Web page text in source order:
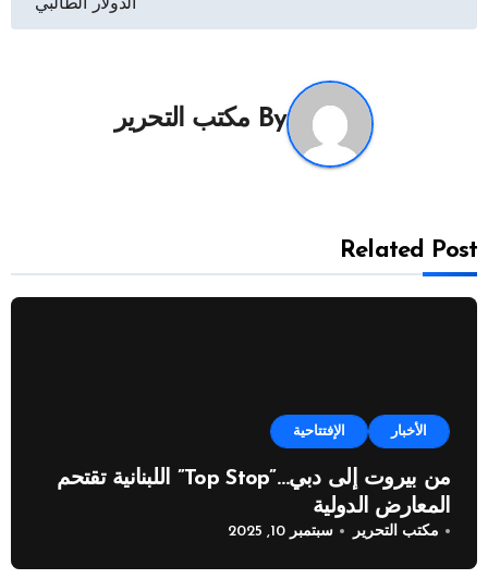
الدولار الطالبي
By مكتب التحرير
Related Post
الأخبار الإفتتاحية
من بيروت إلى دبي…”Top Stop” اللبنانية تقتحم
المعارض الدولية
مكتب التحرير سبتمبر 10, 2025